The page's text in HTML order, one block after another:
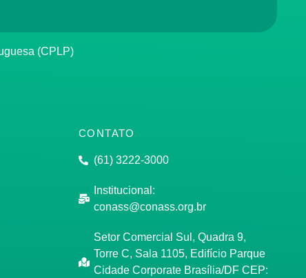
(CPLP)
CONTATO
(61) 3222-3000
Institucional:
conass@conass.org.br
Setor Comercial Sul, Quadra 9,
Torre C, Sala 1105, Edifício Parque
Cidade Corporate Brasília/DF CEP: